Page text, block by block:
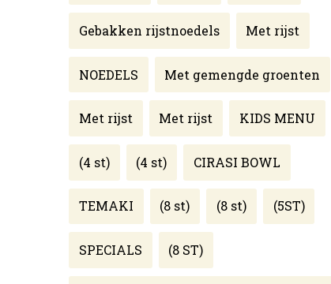
Gebakken rijstnoedels Met rijst
NOEDELS Met gemengde groenten
Met rijst Met rijst KIDS MENU
(4 st) (4 st) CIRASI BOWL
TEMAKI (8 st) (8 st) (5ST)
SPECIALS (8 ST)